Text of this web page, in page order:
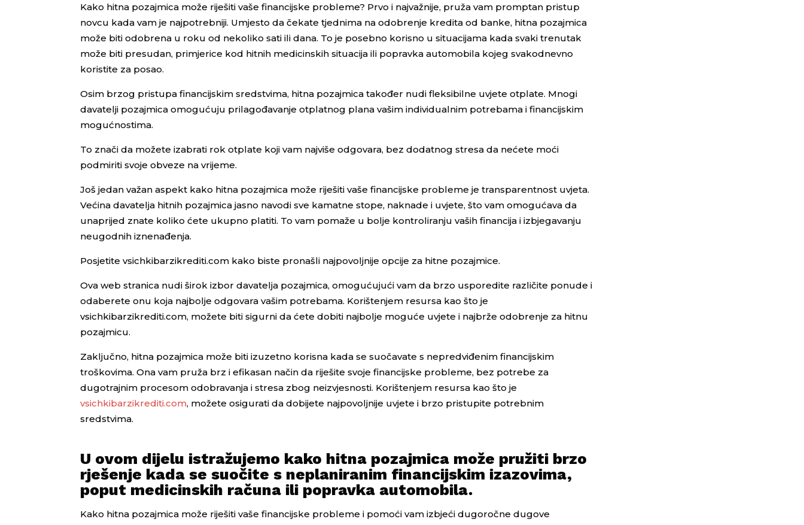
Kako hitna pozajmica može riješiti vaše financijske probleme? Prvo i najvažnije, pruža vam promptan pristup
novcu kada vam je najpotrebniji. Umjesto da čekate tjednima na odobrenje kredita od banke, hitna pozajmica
može biti odobrena u roku od nekoliko sati ili dana. To je posebno korisno u situacijama kada svaki trenutak
može biti presudan, primjerice kod hitnih medicinskih situacija ili popravka automobila kojeg svakodnevno
koristite za posao.
Osim brzog pristupa financijskim sredstvima, hitna pozajmica također nudi fleksibilne uvjete otplate. Mnogi
davatelji pozajmica omogućuju prilagođavanje otplatnog plana vašim individualnim potrebama i financijskim
mogućnostima.
To znači da možete izabrati rok otplate koji vam najviše odgovara, bez dodatnog stresa da nećete moći
podmiriti svoje obveze na vrijeme.
Još jedan važan aspekt kako hitna pozajmica može riješiti vaše financijske probleme je transparentnost uvjeta.
Većina davatelja hitnih pozajmica jasno navodi sve kamatne stope, naknade i uvjete, što vam omogućava da
unaprijed znate koliko ćete ukupno platiti. To vam pomaže u bolje kontroliranju vaših financija i izbjegavanju
neugodnih iznenađenja.
Posjetite vsichkibarzikrediti.com kako biste pronašli najpovoljnije opcije za hitne pozajmice.
Ova web stranica nudi širok izbor davatelja pozajmica, omogućujući vam da brzo usporedite različite ponude i
odaberete onu koja najbolje odgovara vašim potrebama. Korištenjem resursa kao što je
vsichkibarzikrediti.com, možete biti sigurni da ćete dobiti najbolje moguće uvjete i najbrže odobrenje za hitnu
pozajmicu.
Zaključno, hitna pozajmica može biti izuzetno korisna kada se suočavate s nepredviđenim financijskim
troškovima. Ona vam pruža brz i efikasan način da riješite svoje financijske probleme, bez potrebe za
dugotrajnim procesom odobravanja i stresa zbog neizvjesnosti. Korištenjem resursa kao što je
vsichkibarzikrediti.com, možete osigurati da dobijete najpovoljnije uvjete i brzo pristupite potrebnim
sredstvima.
U ovom dijelu istražujemo kako hitna pozajmica može pružiti brzo
rješenje kada se suočite s neplaniranim financijskim izazovima,
poput medicinskih računa ili popravka automobila.
Kako hitna pozajmica može riješiti vaše financijske probleme i pomoći vam izbjeći dugoročne dugove